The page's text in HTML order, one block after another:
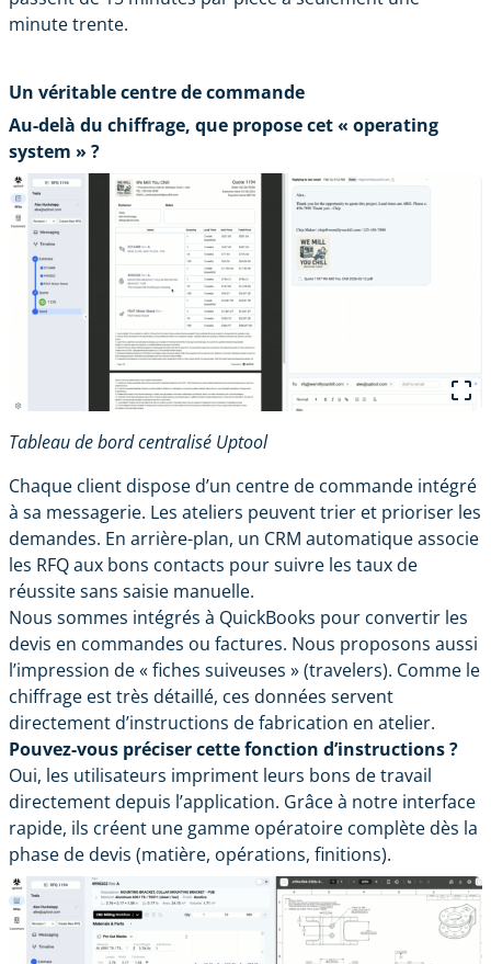
minute trente.
Un véritable centre de commande
Au-delà du chiffrage, que propose cet « operating
system » ?
Tableau de bord centralisé Uptool
Chaque client dispose d’un centre de commande intégré
à sa messagerie. Les ateliers peuvent trier et prioriser les
demandes. En arrière-plan, un CRM automatique associe
les RFQ aux bons contacts pour suivre les taux de
réussite sans saisie manuelle.
Nous sommes intégrés à QuickBooks pour convertir les
devis en commandes ou factures. Nous proposons aussi
l’impression de « fiches suiveuses » (travelers). Comme le
chiffrage est très détaillé, ces données servent
directement d’instructions de fabrication en atelier.
Pouvez-vous préciser cette fonction d’instructions ?
Oui, les utilisateurs impriment leurs bons de travail
directement depuis l’application. Grâce à notre interface
rapide, ils créent une gamme opératoire complète dès la
phase de devis (matière, opérations, finitions).